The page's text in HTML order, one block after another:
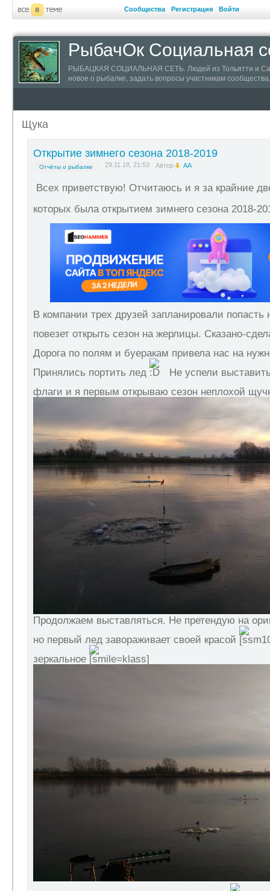
Сообщества Регистрация Войти
РыбачОк Социальная
РЫБАЦКАЯ СОЦИАЛЬНАЯ СЕТЬ. Людей из Тольятти и
новое о рыбалке, задать вопросы участникам
Щука
Открытие зимнего сезона 2018-2019
Отчёты о рыбалке 29.11.18, 21:53 Автор АА
Всех приветствую! Отчитаюсь и я за крайние
которых была открытием зимнего сезона 2018-
В компании трех друзей запланировали
повезет открыть сезон на жерлицы. Сказано-
Дорога по полям и буеракам привела нас на
Принялись портить лед
Не успели
флаги и я первым открываю сезон неплохой
Продолжаем выставляться. Не претендую на
но первый лед завораживает своей красой
зеркальное